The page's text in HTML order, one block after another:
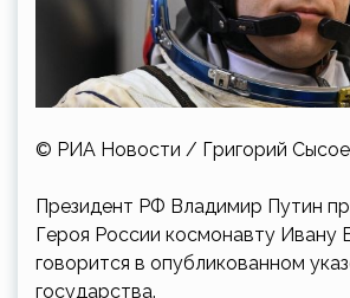
© РИА Новости / Григорий
Президент РФ Владимир Путин
Героя России космонавту Ивану
говорится в опубликованном
государства.